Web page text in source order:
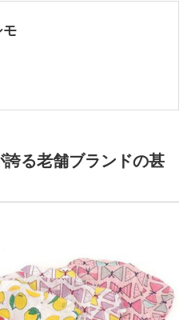
モ
誇る老舗ブランドの甚